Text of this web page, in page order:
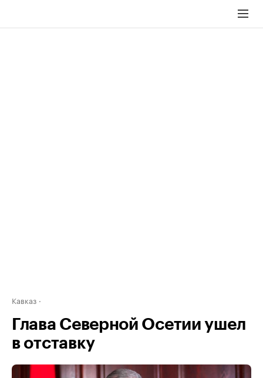
Кавказ
Глава Северной Осетии ушел
в отставку